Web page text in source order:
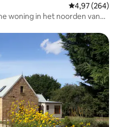
Gemiddelde
4,97 (264)
woning in het noorden van